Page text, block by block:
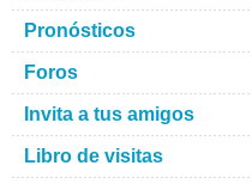
Pronósticos
Foros
Invita a tus amigos
Libro de visitas